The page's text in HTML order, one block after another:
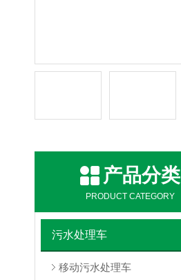
产品分类
PRODUCT CATEGORY
污水处理车
移动污水处理车